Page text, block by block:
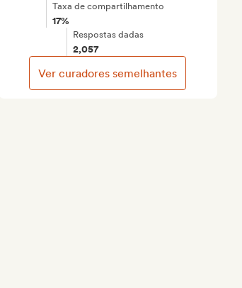
Taxa de compartilhamento
17%
Respostas dadas
2,057
Ver curadores semelhantes